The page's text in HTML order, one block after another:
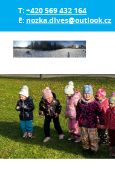
T:+420 569 432 164
E: nozka.dlves@outlook.cz